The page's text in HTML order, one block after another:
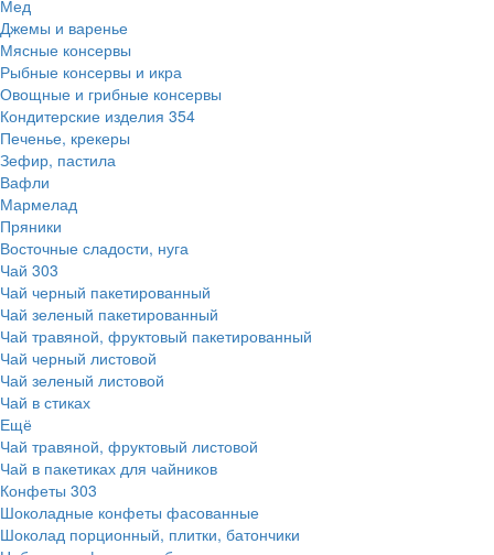
Мед
Джемы и варенье
Мясные консервы
Рыбные консервы и икра
Овощные и грибные консервы
Кондитерские изделия 354
Печенье, крекеры
Зефир, пастила
Вафли
Мармелад
Пряники
Восточные сладости, нуга
Чай 303
Чай черный пакетированный
Чай зеленый пакетированный
Чай травяной, фруктовый пакетированный
Чай черный листовой
Чай зеленый листовой
Чай в стиках
Ещё
Чай травяной, фруктовый листовой
Чай в пакетиках для чайников
Конфеты 303
Шоколадные конфеты фасованные
Шоколад порционный, плитки, батончики